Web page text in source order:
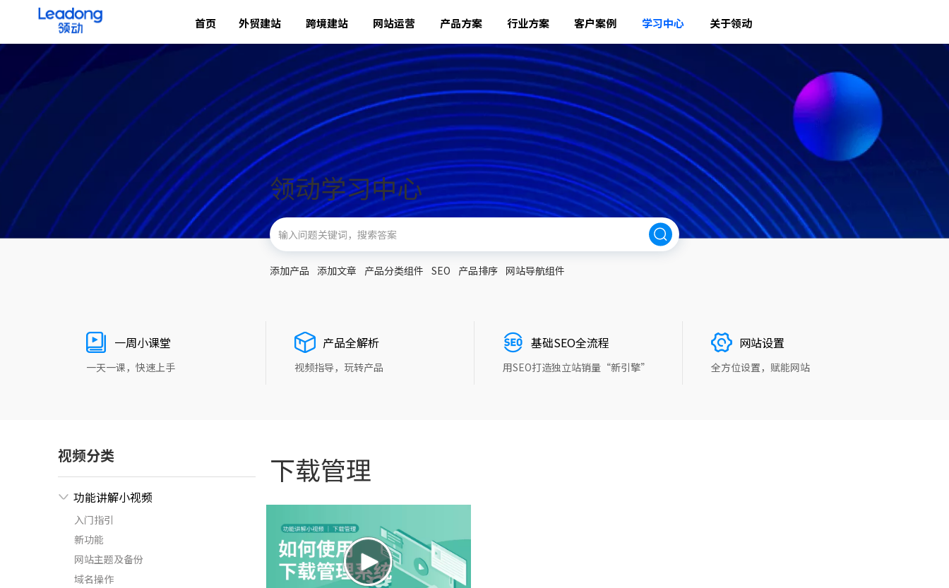
首页 外贸建站 跨境建站 网站运营 产品方案 行业方案 客户案例 学习中心 关于领动
领动学习中心
添加产品 添加文章 产品分类组件 SEO 产品排序 网站导航组件
一周小课堂
一天一课，快速上手
产品全解析
视频指导，玩转产品
基础SEO全流程
用SEO打造独立站销量“新引擎”
网站设置
全方位设置，赋能网站
视频分类
功能讲解小视频
入门指引
新功能
网站主题及备份
域名操作
下载管理